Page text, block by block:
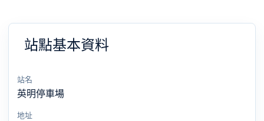
站點基本資料
站名
英明停車場
地址